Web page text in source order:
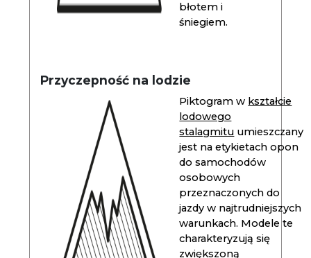
błotem i
śniegiem.
Przyczepność na lodzie
Piktogram w kształcie
lodowego
stalagmitu umieszczany
jest na etykietach opon
do samochodów
osobowych
przeznaczonych do
jazdy w najtrudniejszych
warunkach. Modele te
charakteryzują się
zwiększoną